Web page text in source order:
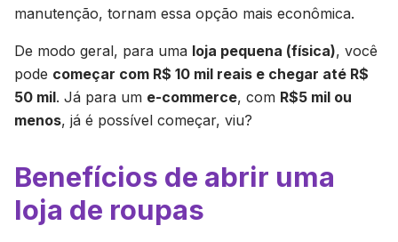
manutenção, tornam essa opção mais econômica.
De modo geral, para uma loja pequena (física), você
pode começar com R$ 10 mil reais e chegar até R$
50 mil. Já para um e-commerce, com R$5 mil ou
menos, já é possível começar, viu?
Benefícios de abrir uma
loja de roupas